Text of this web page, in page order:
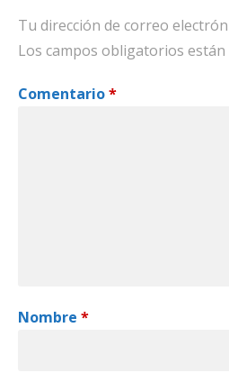
Tu dirección de correo
Los campos obligatorios están
Comentario*
Nombre *